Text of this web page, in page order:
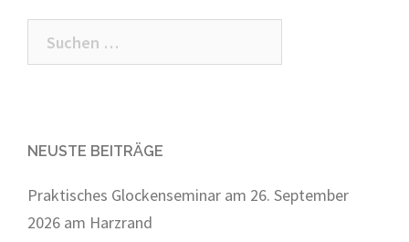
Suchen
nach:
NEUSTE BEITRÄGE
Praktisches Glockenseminar am 26. September
2026 am Harzrand